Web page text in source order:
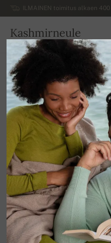
ILMAINEN toimitus alkaen
Kashmirneule
SUOMI
Kotiin Naisten kashmirneuleet